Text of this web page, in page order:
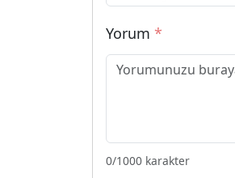
Yorum *
0/1000 karakter